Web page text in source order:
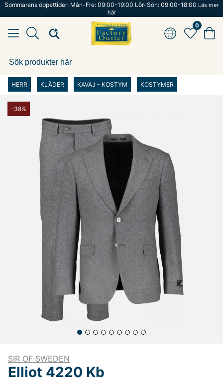
Sommarens öppettider: Mån-Fre: 09:00-19:00 Lör-Sön: 09:00-18:00 Läs mer
här
0
HERR KLÄDER KAVAJ - KOSTYM KOSTYMER
-38%
SIR OF SWEDEN
Elliot 4220 Kb